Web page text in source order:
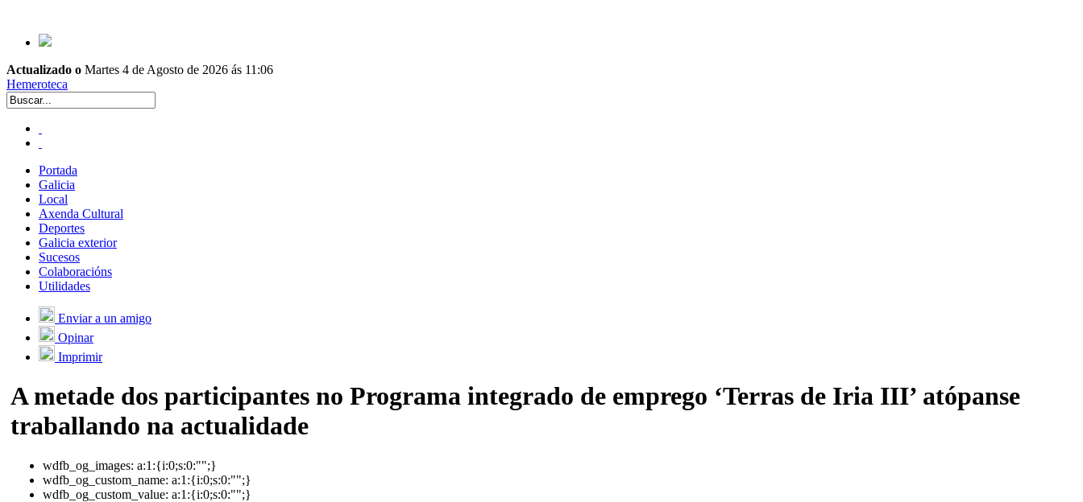
Actualizado o Martes 4 de Agosto de 2026 ás 11:06
Hemeroteca
Portada
Galicia
Local
Axenda Cultural
Deportes
Galicia exterior
Sucesos
Colaboracións
Utilidades
Enviar a un amigo
Opinar
Imprimir
A metade dos participantes no Programa integrado de emprego ‘Terras de Iria III’ atópanse
traballando na actualidade
wdfb_og_images: a:1:{i:0;s:0:"";}
wdfb_og_custom_name: a:1:{i:0;s:0:"";}
wdfb_og_custom_value: a:1:{i:0;s:0:"";}